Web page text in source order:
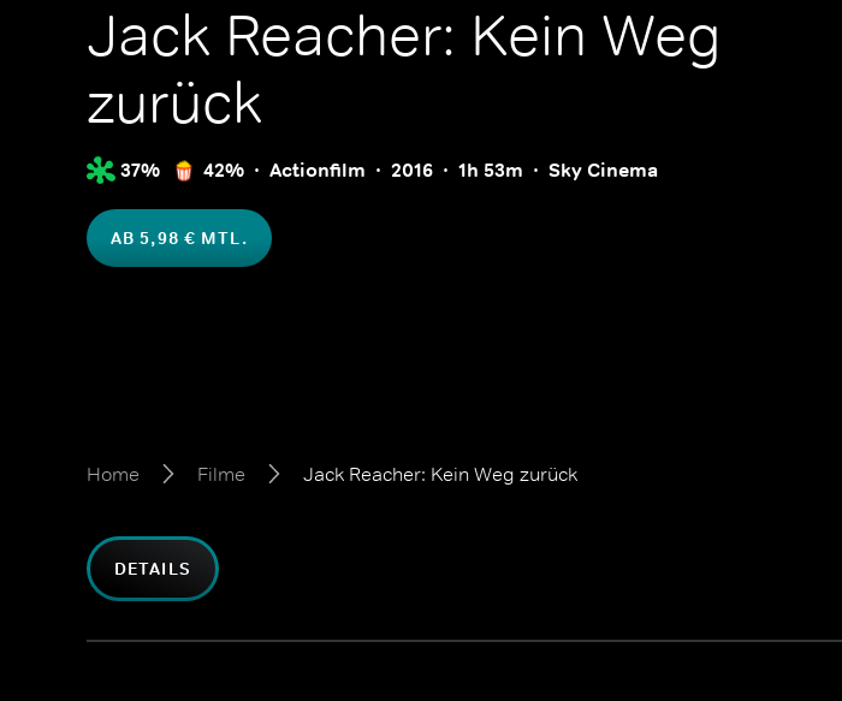
Jack Reacher: Kein Weg
zurück
37% 42% Actionfilm 2016 1h 53m Sky Cinema
AB 5,98 € MTL.
Home Filme Jack Reacher: Kein Weg zurück
DETAILS